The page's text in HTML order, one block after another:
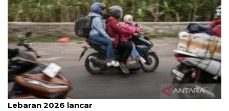
Pemilir sepeda motor nilai arus mudik-balik
Lebaran 2026 lancar